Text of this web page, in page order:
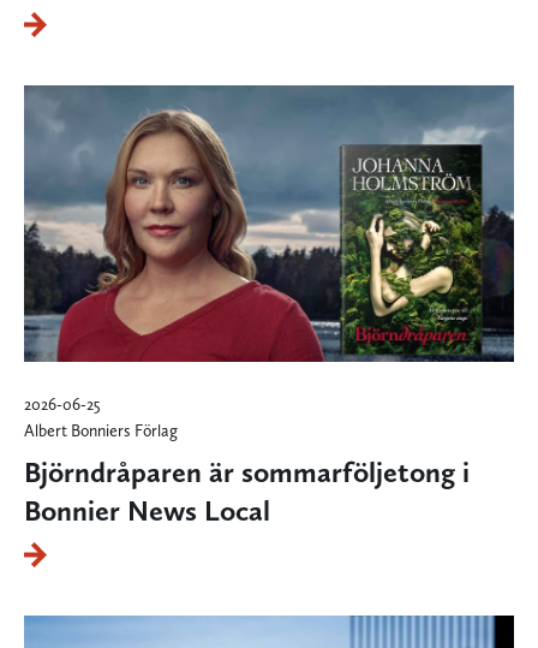
2026-06-25
Albert Bonniers Förlag
Björndråparen är sommarföljetong i
Bonnier News Local